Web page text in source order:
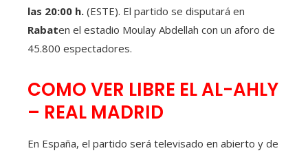
las 20:00 h. (ESTE). El partido se disputará en
Rabaten el estadio Moulay Abdellah con un aforo de
45.800 espectadores.
COMO VER LIBRE EL AL-AHLY
– REAL MADRID
En España, el partido será televisado en abierto y de